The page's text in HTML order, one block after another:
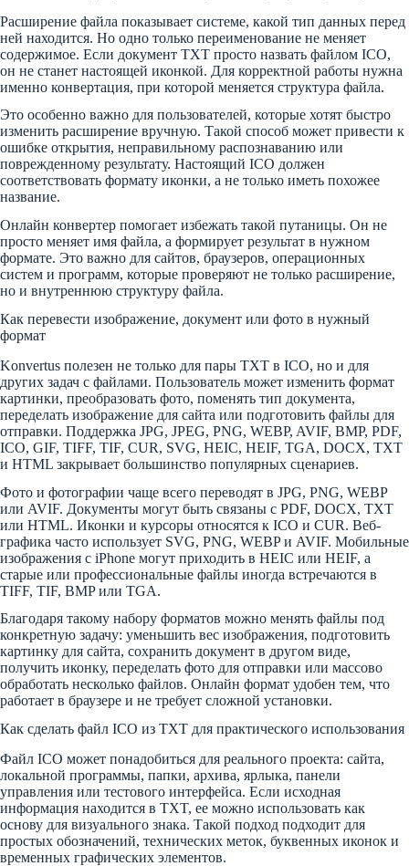
Расширение файла показывает системе, какой тип данных перед
ней находится. Но одно только переименование не меняет
содержимое. Если документ TXT просто назвать файлом ICO,
он не станет настоящей иконкой. Для корректной работы нужна
именно конвертация, при которой меняется структура файла.
Это особенно важно для пользователей, которые хотят быстро
изменить расширение вручную. Такой способ может привести к
ошибке открытия, неправильному распознаванию или
поврежденному результату. Настоящий ICO должен
соответствовать формату иконки, а не только иметь похожее
название.
Онлайн конвертер помогает избежать такой путаницы. Он не
просто меняет имя файла, а формирует результат в нужном
формате. Это важно для сайтов, браузеров, операционных
систем и программ, которые проверяют не только расширение,
но и внутреннюю структуру файла.
Как перевести изображение, документ или фото в нужный
формат
Konvertus полезен не только для пары TXT в ICO, но и для
других задач с файлами. Пользователь может изменить формат
картинки, преобразовать фото, поменять тип документа,
переделать изображение для сайта или подготовить файлы для
отправки. Поддержка JPG, JPEG, PNG, WEBP, AVIF, BMP, PDF,
ICO, GIF, TIFF, TIF, CUR, SVG, HEIC, HEIF, TGA, DOCX, TXT
и HTML закрывает большинство популярных сценариев.
Фото и фотографии чаще всего переводят в JPG, PNG, WEBP
или AVIF. Документы могут быть связаны с PDF, DOCX, TXT
или HTML. Иконки и курсоры относятся к ICO и CUR. Веб-
графика часто использует SVG, PNG, WEBP и AVIF. Мобильные
изображения с iPhone могут приходить в HEIC или HEIF, а
старые или профессиональные файлы иногда встречаются в
TIFF, TIF, BMP или TGA.
Благодаря такому набору форматов можно менять файлы под
конкретную задачу: уменьшить вес изображения, подготовить
картинку для сайта, сохранить документ в другом виде,
получить иконку, переделать фото для отправки или массово
обработать несколько файлов. Онлайн формат удобен тем, что
работает в браузере и не требует сложной установки.
Как сделать файл ICO из TXT для практического использования
Файл ICO может понадобиться для реального проекта: сайта,
локальной программы, папки, архива, ярлыка, панели
управления или тестового интерфейса. Если исходная
информация находится в TXT, ее можно использовать как
основу для визуального знака. Такой подход подходит для
простых обозначений, технических меток, буквенных иконок и
временных графических элементов.